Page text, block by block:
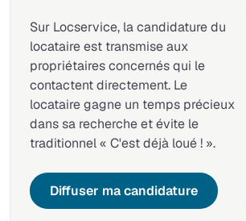
Sur Locservice, la candidature du
locataire est transmise aux
propriétaires concernés qui le
contactent directement. Le
locataire gagne un temps précieux
dans sa recherche et évite le
traditionnel « C'est déjà loué ! ».
Diffuser ma candidature